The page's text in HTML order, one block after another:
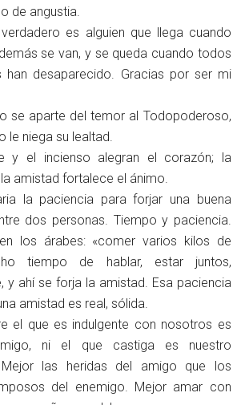
de angustia.
es alguien que llega cuando
se van, y se queda cuando todos
han desaparecido. Gracias por ser mi
se aparte del temor al Todopoderoso,
le niega su lealtad.
y el incienso alegran el corazón; la
amistad fortalece el ánimo.
la paciencia para forjar una buena
dos personas. Tiempo y paciencia.
los árabes: «comer varios kilos de
tiempo de hablar, estar juntos,
y ahí se forja la amistad. Esa paciencia
amistad es real, sólida.
el que es indulgente con nosotros es
ni el que castiga es nuestro
Mejor las heridas del amigo que los
del enemigo. Mejor amar con